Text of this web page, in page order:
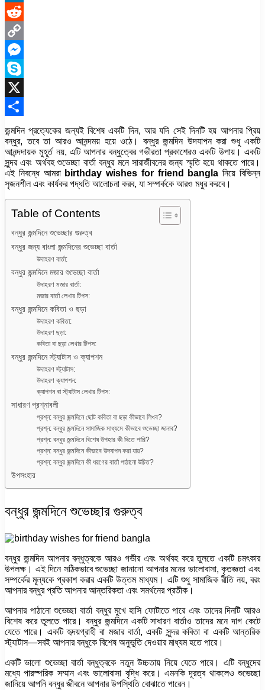
LinkedIn
Reddit
Copy
Link
Messenger
Skype
X
Share
জন্মদিন প্রত্যেকের জন্যই বিশেষ একটি দিন, আর যদি সেই দিনটি হয় আপনার প্রিয়
বন্ধুর, তবে তা আরও আনন্দময় হয়ে ওঠে। বন্ধুর জন্মদিন উদযাপন করা শুধু একটি
আনন্দদায়ক মুহূর্ত নয়, এটি আপনার বন্ধুত্বের গভীরতা প্রকাশেরও একটি উপায়। একটি
সুন্দর এবং অর্থবহ শুভেচ্ছা বার্তা বন্ধুর মনে সারাজীবনের জন্য স্মৃতি হয়ে থাকতে পারে।
এই নিবন্ধে আমরা birthday wishes for friend bangla নিয়ে বিভিন্ন
সৃজনশীল এবং কার্যকর পদ্ধতি আলোচনা করব, যা সম্পর্ককে আরও মধুর করবে।
Table of Contents
বন্ধুর জন্মদিনে শুভেচ্ছার গুরুত্ব
বন্ধুর জন্য বাংলা জন্মদিনের শুভেচ্ছা বার্তা
উদাহরণ বার্তা:
বন্ধুর জন্মদিনে মজার শুভেচ্ছা বার্তা
উদাহরণ মজার বার্তা:
মজার বার্তা লেখার টিপস:
বন্ধুর জন্মদিনে কবিতা ও ছড়া
উদাহরণ কবিতা:
উদাহরণ ছড়া:
কবিতা বা ছড়া লেখার টিপস:
বন্ধুর জন্মদিনে স্ট্যাটাস ও ক্যাপশন
উদাহরণ স্ট্যাটাস:
উদাহরণ ক্যাপশন:
ক্যাপশন বা স্ট্যাটাস লেখার টিপস:
সাধারণ প্রশ্নাবলী
প্রশ্ন: বন্ধুর জন্মদিনে ছোট কবিতা বা ছড়া কীভাবে লিখব?
প্রশ্ন: বন্ধুর জন্মদিনে সামাজিক মাধ্যমে কীভাবে শুভেচ্ছা জানাব?
প্রশ্ন: বন্ধুর জন্মদিনে বিশেষ উপহার কী দিতে পারি?
প্রশ্ন: বন্ধুর জন্মদিনে কীভাবে উদযাপন করা যায়?
প্রশ্ন: বন্ধুর জন্মদিনে কী ধরণের বার্তা পাঠানো উচিত?
উপসংহার
বন্ধুর জন্মদিনে শুভেচ্ছার গুরুত্ব
বন্ধুর জন্মদিন আপনার বন্ধুত্বকে আরও গভীর এবং অর্থবহ করে তুলতে একটি চমৎকার
উপলক্ষ। এই দিনে সঠিকভাবে শুভেচ্ছা জানানো আপনার মনের ভালোবাসা, কৃতজ্ঞতা এবং
সম্পর্কের মূল্যকে প্রকাশ করার একটি উত্তম মাধ্যম। এটি শুধু সামাজিক রীতি নয়, বরং
আপনার বন্ধুর প্রতি আপনার আন্তরিকতা এবং সমর্থনের প্রতীক।
আপনার পাঠানো শুভেচ্ছা বার্তা বন্ধুর মুখে হাসি ফোটাতে পারে এবং তাদের দিনটি আরও
বিশেষ করে তুলতে পারে। বন্ধুর জন্মদিনে একটি সাধারণ বার্তাও তাদের মনে দাগ কেটে
যেতে পারে। একটি হৃদয়গ্রাহী বা মজার বার্তা, একটি সুন্দর কবিতা বা একটি আন্তরিক
স্ট্যাটাস—সবই আপনার বন্ধুকে বিশেষ অনুভূতি দেওয়ার মাধ্যম হতে পারে।
একটি ভালো শুভেচ্ছা বার্তা বন্ধুত্বকে নতুন উচ্চতায় নিয়ে যেতে পারে। এটি বন্ধুদের
মধ্যে পারস্পরিক সম্মান এবং ভালোবাসা বৃদ্ধি করে। এমনকি দূরত্ব থাকলেও শুভেচ্ছা
জানিয়ে আপনি বন্ধুর জীবনে আপনার উপস্থিতি বোঝাতে পারেন।